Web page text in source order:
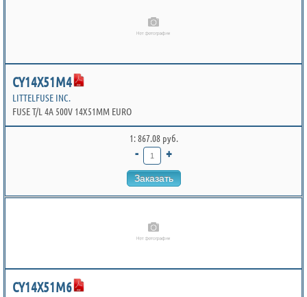
CY14X51M4
LITTELFUSE INC.
FUSE T/L 4A 500V 14X51MM EURO
1: 867.08 руб.
- +
Заказать
CY14X51M6